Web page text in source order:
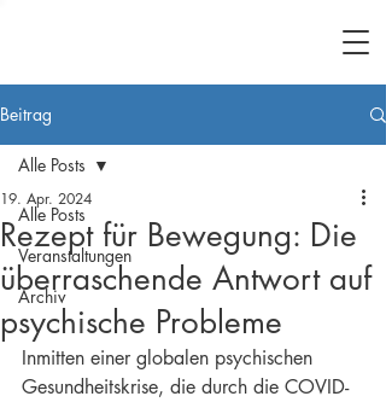
Beitrag
Alle Posts
Veranstaltungen
Archiv
Alle Posts
Rezept für Bewegung: Die
überraschende Antwort auf
psychische Probleme
19. Apr. 2024
Inmitten einer globalen psychischen
Gesundheitskrise, die durch die COVID-